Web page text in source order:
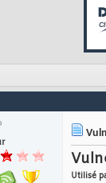
Utilisé